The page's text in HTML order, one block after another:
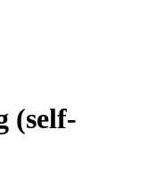
(self-